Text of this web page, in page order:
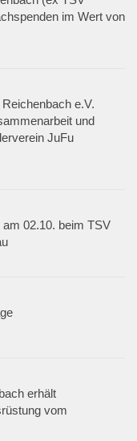
im Wert von
e.V.
und
JuFu
02.10. beim TSV
erhält
vom